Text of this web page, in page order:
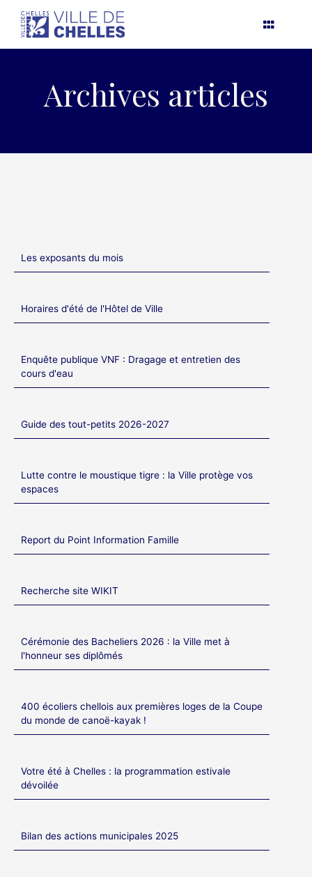
contenu
Archives articles
Les exposants du mois
Horaires d'été de l'Hôtel de Ville
Enquête publique VNF : Dragage et entretien des
cours d'eau
Guide des tout-petits 2026-2027
Lutte contre le moustique tigre : la Ville protège vos
espaces
Report du Point Information Famille
Recherche site WIKIT
Cérémonie des Bacheliers 2026 : la Ville met à
l'honneur ses diplômés
400 écoliers chellois aux premières loges de la Coupe
du monde de canoë-kayak !
Votre été à Chelles : la programmation estivale
dévoilée
Bilan des actions municipales 2025